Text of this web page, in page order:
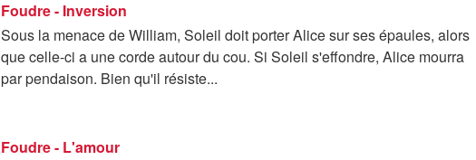
Foudre - Inversion
Sous la menace de William, Soleil doit porter Alice sur ses épaules, alors
que celle-ci a une corde autour du cou. Si Soleil s'effondre, Alice mourra
par pendaison. Bien qu'il résiste...
Foudre - L'amour